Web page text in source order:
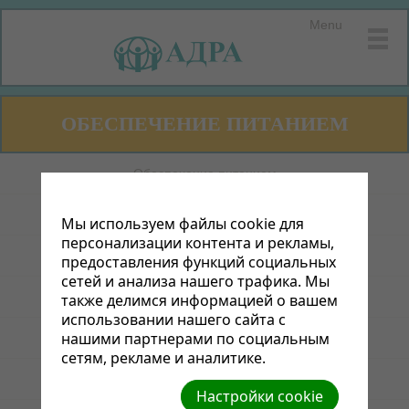
Menu
ОБЕСПЕЧЕНИЕ ПИТАНИЕМ
Обеспечение питанием
Гуманитарная помощь
ADRA и здоровье
ADRA и дети
Помощь инвалидам
Образование
Мы используем файлы cookie для
персонализации контента и рекламы,
предоставления функций социальных
сетей и анализа нашего трафика. Мы
также делимся информацией о вашем
использовании нашего сайта с
нашими партнерами по социальным
сетям, рекламе и аналитике.
Настройки cookie